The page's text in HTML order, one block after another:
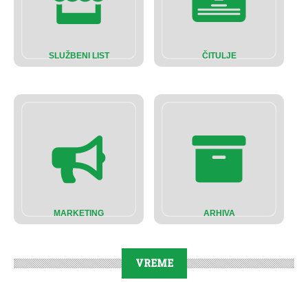
SLUŽBENI LIST ČITULJE
MARKETING ARHIVA
VREME